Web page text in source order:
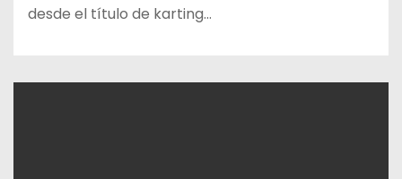
desde el título de karting…